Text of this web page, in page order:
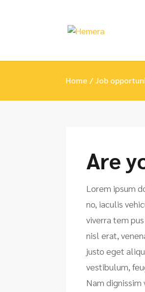
Home Job
Are
Lorem ipsum
no, iaculis
viverra tem
nisl erat,
justo eget
vestibulum,
Nam